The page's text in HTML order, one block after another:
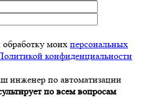
моих персональных
конфиденциальности
инженер по автоматизации
по всем вопросам